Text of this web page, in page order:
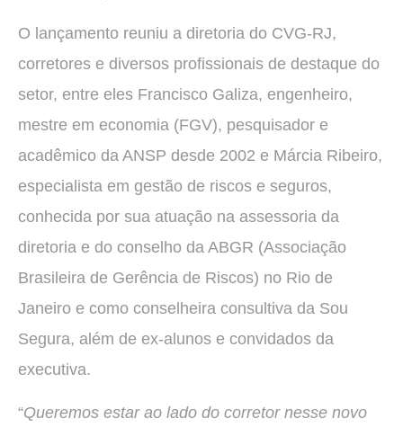
O lançamento reuniu a diretoria do CVG-RJ,
corretores e diversos profissionais de destaque do
setor, entre eles Francisco Galiza, engenheiro,
mestre em economia (FGV), pesquisador e
acadêmico da ANSP desde 2002 e Márcia Ribeiro,
especialista em gestão de riscos e seguros,
conhecida por sua atuação na assessoria da
diretoria e do conselho da ABGR (Associação
Brasileira de Gerência de Riscos) no Rio de
Janeiro e como conselheira consultiva da Sou
Segura, além de ex-alunos e convidados da
executiva.
“Queremos estar ao lado do corretor nesse novo